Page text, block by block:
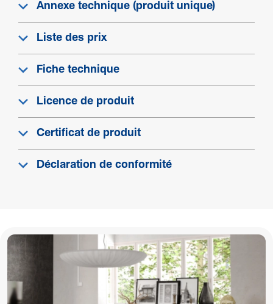
0
Agrafe incluse
Non
Avec film de protection
Non
Avec trai­te­ment anti­bac­té­rien
Non
Non
Annexe technique (produit unique)
Liste des prix
Fiche technique
Licence de produit
Certificat de produit
Déclaration de conformité